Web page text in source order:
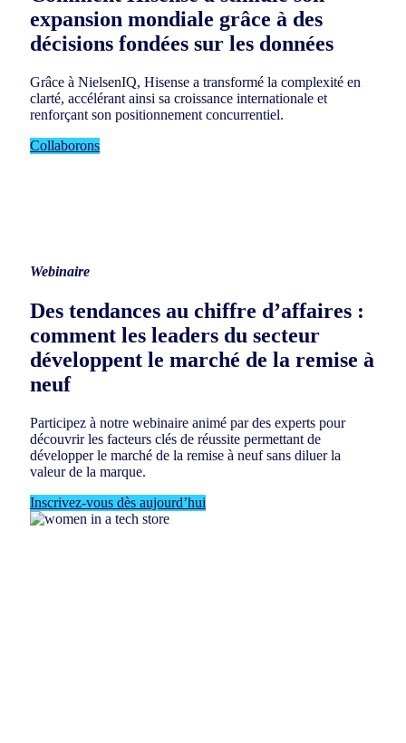
expansion mondiale grâce à des
décisions fondées sur les données
Grâce à NielsenIQ, Hisense a transformé la complexité en
clarté, accélérant ainsi sa croissance internationale et
renforçant son positionnement concurrentiel.
Collaborons
Webinaire
Des tendances au chiffre d’affaires :
comment les leaders du secteur
développent le marché de la remise à
neuf
Participez à notre webinaire animé par des experts pour
découvrir les facteurs clés de réussite permettant de
développer le marché de la remise à neuf sans diluer la
valeur de la marque.
Inscrivez-vous dès aujourd’hui